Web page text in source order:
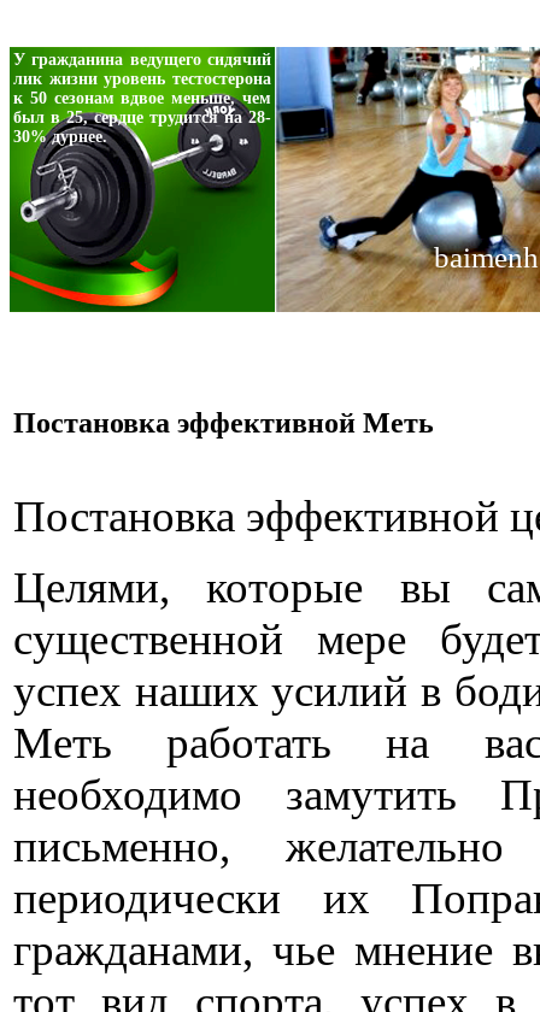
У гражданина ведущего сидячий
лик жизни уровень тестостерона
к 50 сезонам вдвое меньше, чем
был в 25, сердце трудится на 28-
30% дурнее.
Постановка эффективной Меть
Постановка эффективной
Целями, которые вы
существенной мере
успех наших усилий в
Меть работать на
необходимо замутить
письменно,
периодически их
гражданами, чье мнение
тот вид спорта, успех